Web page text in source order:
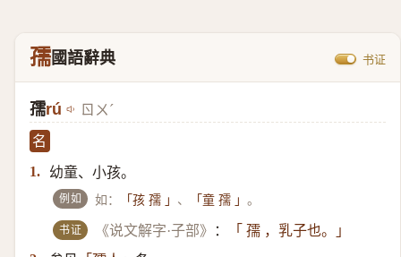
孺國語辭典 书证
孺rú ㄖㄨˊ
名
1.
幼童、小孩。
例如 如： 「孩 孺 」 、 「童 孺 」。
书证 《说文解字·子部》 ：
「 孺 ，乳子也。」